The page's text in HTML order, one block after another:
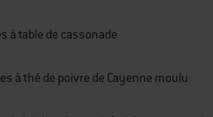
1 cuillères à table de cassonade
½ cuillères à thé de poivre de Cayenne moulu